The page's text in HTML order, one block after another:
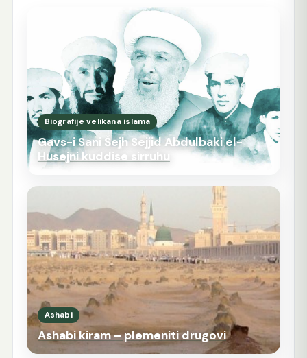
Biografije velikana islama
Gavs-i Sani Šejh Sejjid Abdulbaki el-
Husejni kuddise sirruhu
Ashabi
Ashabi kiram – plemeniti drugovi